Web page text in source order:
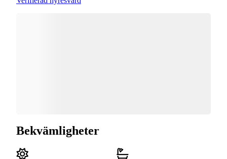
Bekvämligheter